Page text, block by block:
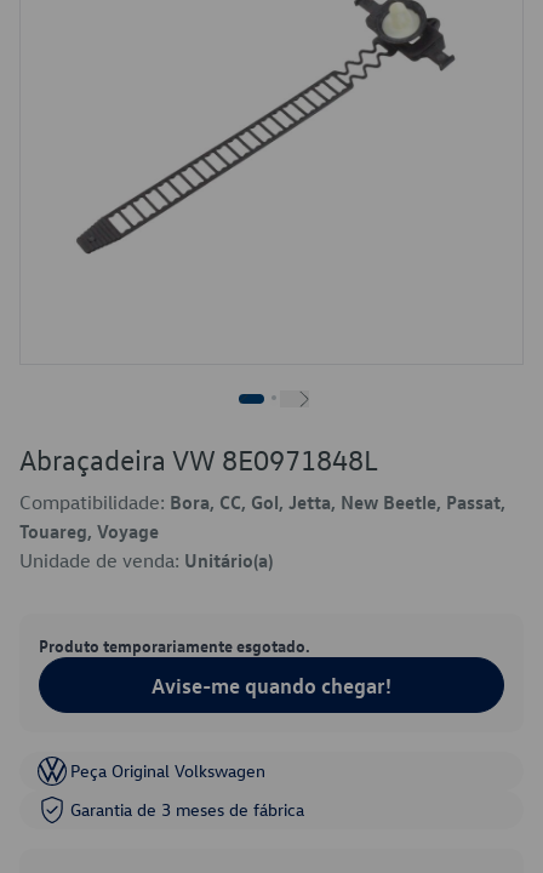
Abraçadeira VW 8E0971848L
Compatibilidade: Bora, CC, Gol, Jetta, New Beetle, Passat,
Touareg, Voyage
Unidade de venda: Unitário(a)
Produto temporariamente esgotado.
Avise-me quando chegar!
Peça Original Volkswagen
Garantia de 3 meses de fábrica